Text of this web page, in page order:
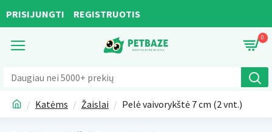
PRISIJUNGTI REGISTRUOTIS
0
Katėms Žaislai Pelė vaivorykštė 7 cm (2 vnt.)